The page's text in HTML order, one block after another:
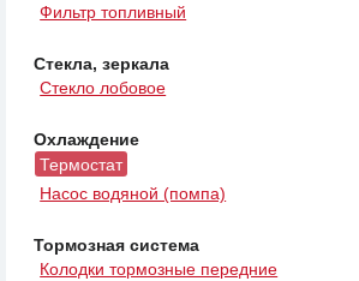
Фильтр топливный
Стекла, зеркала
Стекло лобовое
Охлаждение
Термостат
Насос водяной (помпа)
Тормозная система
Колодки тормозные передние